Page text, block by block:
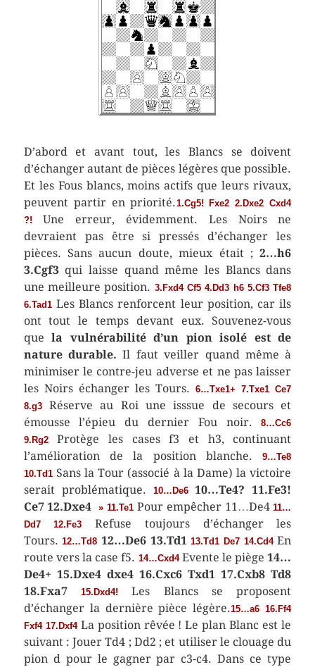
D’abord et avant tout, les Blancs se doivent
d’échanger autant de pièces légères que possible.
Et les Fous blancs, moins actifs que leurs rivaux,
peuvent partir en priorité.1.Cg5! Fxe2 2.Dxe2 Cxd4
?! Une erreur, évidemment. Les Noirs ne
devraient pas être si pressés d’échanger les
pièces. Sans aucun doute, mieux était ;2…h6
3.Cgf3qui laisse quand même les Blancs dans
une meilleure position. 3.Fxd4 Cf5 4.Dd3 h6 5.Cf3 Tfe8
6.Tad1 Les Blancs renforcent leur position, car ils
ont tout le temps devant eux. Souvenez-vous
quela vulnérabilité d’un pion isolé est de
nature durable. Il faut veiller quand même à
minimiser le contre-jeu adverse et ne pas laisser
les Noirs échanger les Tours.6…Txe1+ 7.Txe1 Ce7
8.g3 Réserve au Roi une isssue de secours et
émousse l’épieu du dernier Fou noir.8…Cc6
9.Rg2Protège les cases f3 et h3, continuant
l’amélioration de la position blanche.9…Te8
10.Td1 Sans la Tour (associé à la Dame) la victoire
serait problématique.
10…De610…Te4? 11.Fe3!
Ce7 12.Dxe4
» 11.Te1 Pour empêcher 11…De411…
Dd7 12.Fe3Refuse toujours d’échanger les
Tours.12…Td8 12…De6 13.Td113.Td1 De7 14.Cd4En
route vers la case f5. 14…Cxd4 Evente le piège14…
De4+ 15.Dxe4 dxe4 16.Cxc6 Txd1 17.Cxb8 Td8
18.Fxa7
15.Dxd4!Les Blancs se proposent
d’échanger la dernière pièce légère.15…a6 16.Ff4
Fxf4 17.Dxf4La position rêvée ! Le plan Blanc est le
suivant : Jouer Td4 ; Dd2 ; et utiliser le clouage du
pion d pour le gagner par c3-c4. Dans ce type